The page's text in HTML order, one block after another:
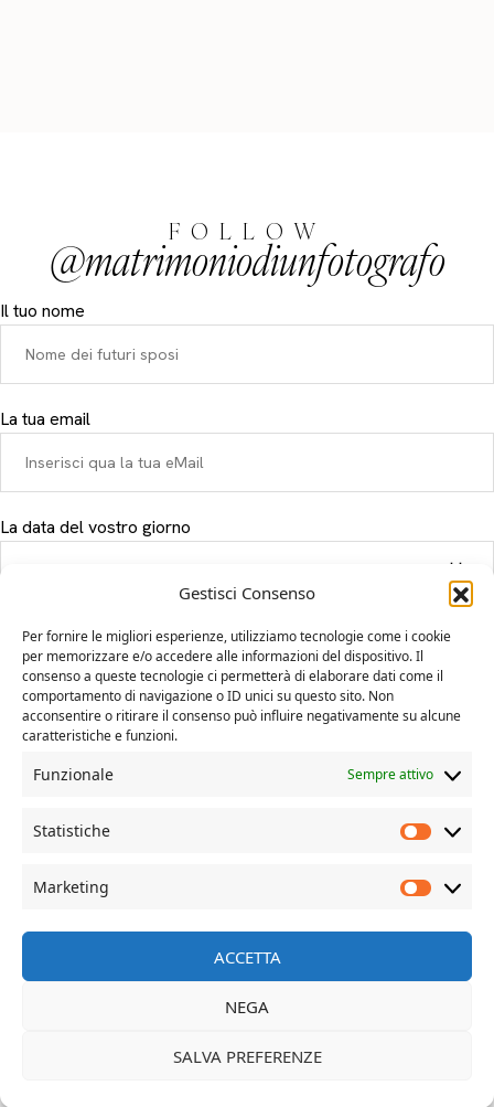
Gestisci Consenso
Per fornire le migliori esperienze, utilizziamo tecnologie come i cookie
per memorizzare e/o accedere alle informazioni del dispositivo. Il
consenso a queste tecnologie ci permetterà di elaborare dati come il
comportamento di navigazione o ID unici su questo sito. Non
acconsentire o ritirare il consenso può influire negativamente su alcune
caratteristiche e funzioni.
Funzionale Sempre attivo
Statistiche
Marketing
ACCETTA
NEGA
SALVA PREFERENZE
FOLLOW
@matrimoniodiunfotografo
Il tuo nome
La tua email
La data del vostro giorno
Il tuo messaggio